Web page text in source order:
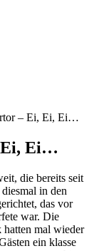
– Ei, Ei, Ei…
Ei, Ei…
die bereits seit
in den
das vor
war. Die
hatten mal wieder
ein klasse